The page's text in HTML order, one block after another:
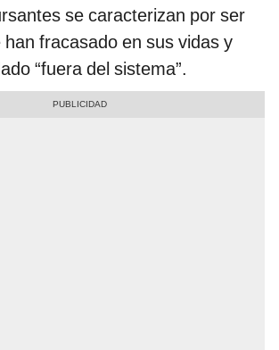
se caracterizan por ser
fracasado en sus vidas y
“fuera del sistema”.